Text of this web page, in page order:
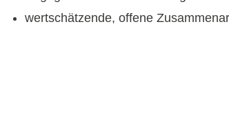
wertschätzende, offene